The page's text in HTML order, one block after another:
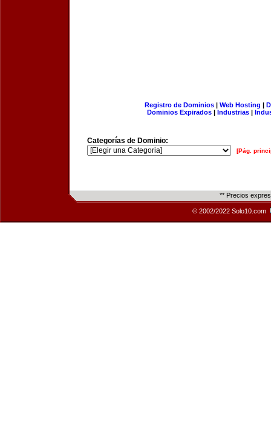
Registro de Dominios| Web Hosting |
Dominios Expirados | Industrias |
Categorías de Dominio:
[Pág.
** Precios
© 2002/2022 Solo10.com